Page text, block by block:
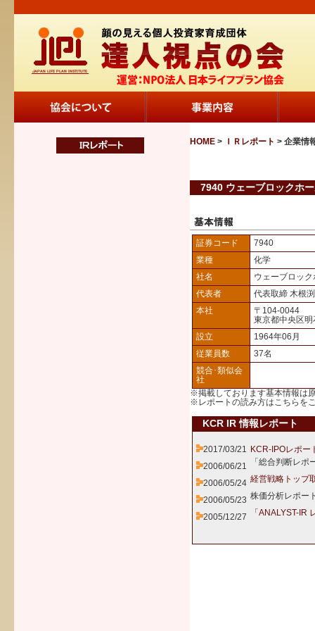
HOME > ＩＲレポート > 企業情
7940 ウェーブロックホ
証券コード
7940
業種
化学
社名
ウェーブロッ
代表者
代表取締 木根
本社
〒104-0044
東京都中央区
設立
1964年06月
従業員数
37名
競合･類似会
社
※掲載しております基本情報は
※レポートの読み方はこちら を
KCR IR 情報レポート
2017/03/21 KCR-IPOレポー
2006/06/21
「総合判断レポ
2006/05/24 経営戦略トップ
2006/05/23 株価分析レポー
2005/12/27 「ANALYST-IR